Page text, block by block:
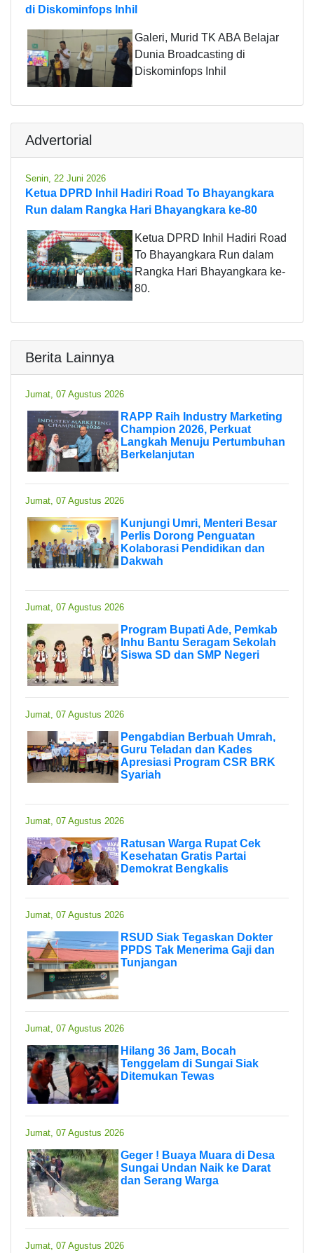
di Diskominfops Inhil
Galeri, Murid TK ABA Belajar
Dunia Broadcasting di
Diskominfops Inhil
Advertorial
Senin, 22 Juni 2026
Ketua DPRD Inhil Hadiri Road To Bhayangkara
Run dalam Rangka Hari Bhayangkara ke-80
Ketua DPRD Inhil Hadiri Road
To Bhayangkara Run dalam
Rangka Hari Bhayangkara ke-
80.
Berita Lainnya
Jumat, 07 Agustus 2026
RAPP Raih Industry Marketing
Champion 2026, Perkuat
Langkah Menuju Pertumbuhan
Berkelanjutan
Jumat, 07 Agustus 2026
Kunjungi Umri, Menteri Besar
Perlis Dorong Penguatan
Kolaborasi Pendidikan dan
Dakwah
Jumat, 07 Agustus 2026
Program Bupati Ade, Pemkab
Inhu Bantu Seragam Sekolah
Siswa SD dan SMP Negeri
Jumat, 07 Agustus 2026
Pengabdian Berbuah Umrah,
Guru Teladan dan Kades
Apresiasi Program CSR BRK
Syariah
Jumat, 07 Agustus 2026
Ratusan Warga Rupat Cek
Kesehatan Gratis Partai
Demokrat Bengkalis
Jumat, 07 Agustus 2026
RSUD Siak Tegaskan Dokter
PPDS Tak Menerima Gaji dan
Tunjangan
Jumat, 07 Agustus 2026
Hilang 36 Jam, Bocah
Tenggelam di Sungai Siak
Ditemukan Tewas
Jumat, 07 Agustus 2026
Geger ! Buaya Muara di Desa
Sungai Undan Naik ke Darat
dan Serang Warga
Jumat, 07 Agustus 2026